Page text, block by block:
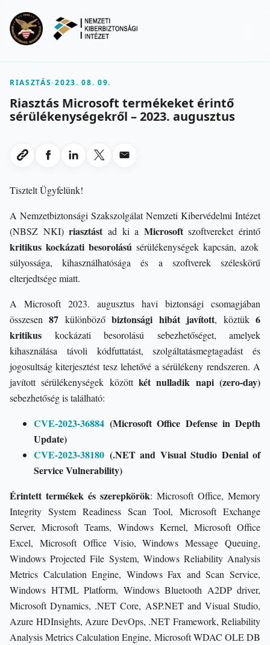
RIASZTÁS-2023. 08. 09.
Riasztás Microsoft termékeket érintő
sérülékenységekről – 2023. augusztus
Link masolasa
Megosztas Facebookon
Megosztas LinkedInen
Megosztas X-en
Megosztas emailben
Tisztelt Ügyfelünk!
A Nemzetbiztonsági Szakszolgálat Nemzeti Kibervédelmi Intézet
(NBSZ NKI)riasztást ad ki a Microsoftszoftvereket érintő
kritikus kockázati besorolású sérülékenységek kapcsán, azok
súlyossága, kihasználhatósága és a szoftverek széleskörű
elterjedtsége miatt.
A Microsoft 2023. augusztus havi biztonsági csomagjában
összesen87 különbözőbiztonsági hibát javított, köztük6
kritikus kockázati besorolású sebezhetőséget, amelyek
kihasználása távoli kódfuttatást, szolgáltatásmegtagadást és
jogosultság kiterjesztést tesz lehetővé a sérülékeny rendszeren. A
javított sérülékenységek között két nulladik napi (zero-day)
sebezhetőség is található:
CVE-2023-36884(Microsoft Office Defense in Depth
Update)
CVE-2023-38180 (.NET and Visual Studio Denial of
Service Vulnerability)
Érintett termékek és szerepkörök: Microsoft Office, Memory
Integrity System Readiness Scan Tool, Microsoft Exchange
Server, Microsoft Teams, Windows Kernel, Microsoft Office
Excel, Microsoft Office Visio, Windows Message Queuing,
Windows Projected File System, Windows Reliability Analysis
Metrics Calculation Engine, Windows Fax and Scan Service,
Windows HTML Platform, Windows Bluetooth A2DP driver,
Microsoft Dynamics, .NET Core, ASP.NET and Visual Studio,
Azure HDInsights, Azure DevOps, .NET Framework, Reliability
Analysis Metrics Calculation Engine, Microsoft WDAC OLE DB